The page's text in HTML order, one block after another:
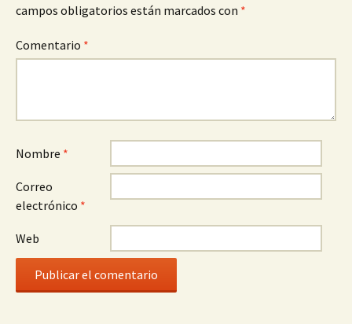
campos obligatorios están marcados con *
Comentario *
Nombre *
Correo
electrónico *
Web